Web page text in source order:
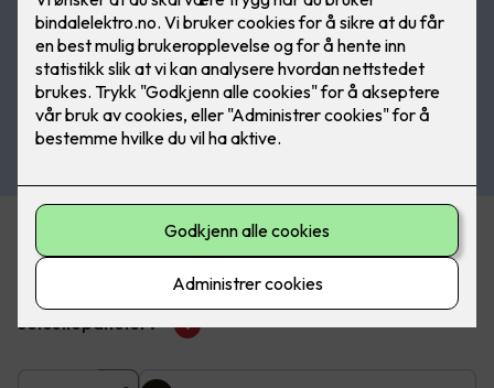
Beregn pris på solceller
Hvor mange m2 av taket ønsker du å dekke med
solcellepaneler?
?